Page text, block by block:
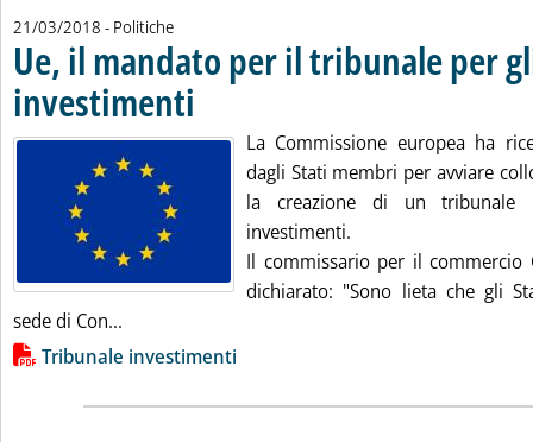
21/03/2018 - Politiche
Ue, il mandato per il tribunale per
investimenti . Pubblicata mercoledì 21 marzo 2018 alle 17.37.
La Commissione europea ha
dagli Stati membri per avviare
la creazione di un tribunale
investimenti.
Il commissario per il commercio
dichiarato: "Sono lieta che gli
sede di Con...
Lista allegati PDF alla notizia
Tribunale investimenti